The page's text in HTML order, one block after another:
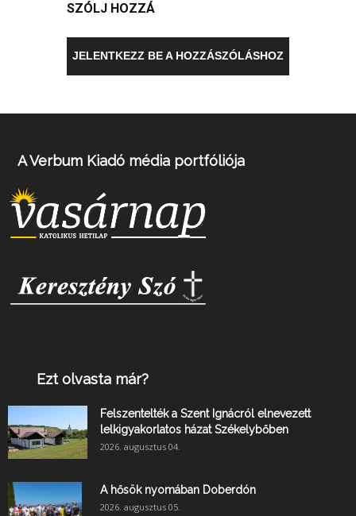
SZÓLJ HOZZÁ
JELENTKEZZ BE A HOZZÁSZÓLÁSHOZ
A Verbum Kiadó média portfóliója
Ezt olvasta már?
Felszentelték a Szent Ignácról elnevezett
lelkigyakorlatos házat Székelybőben
2026. augusztus 04.
A hősök nyomában Doberdón
2026. augusztus 05.